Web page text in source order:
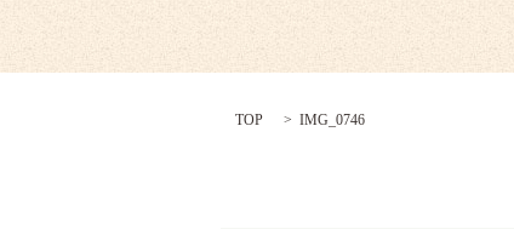
TOP IMG_0746